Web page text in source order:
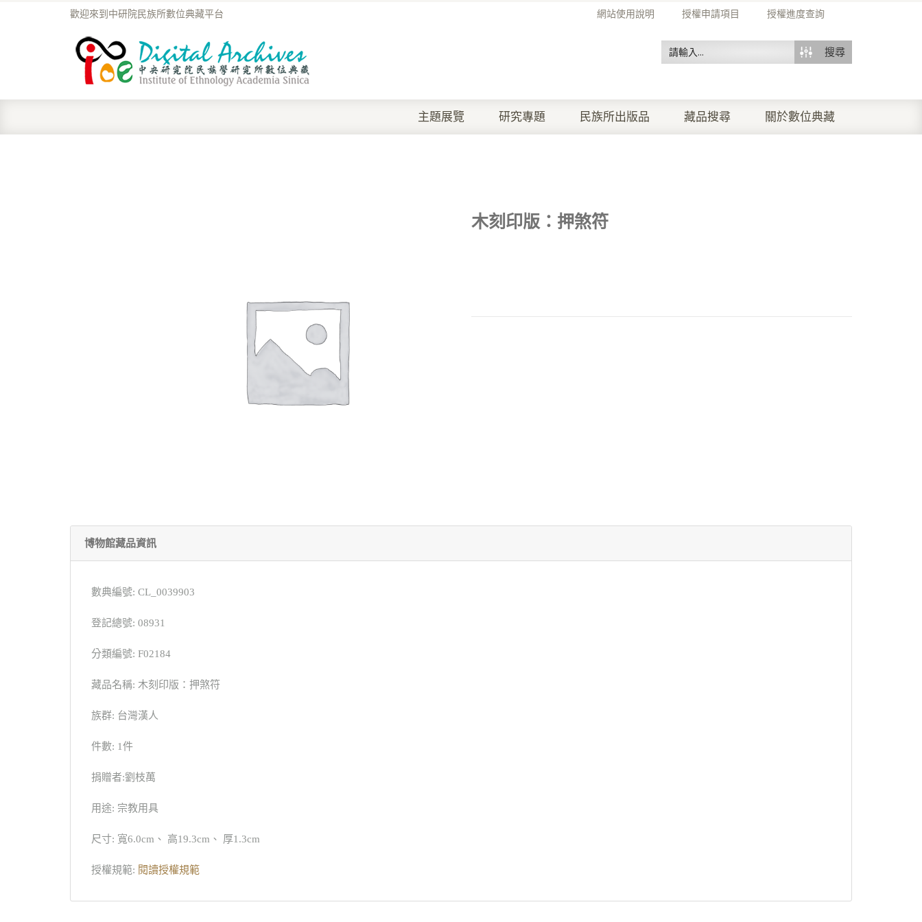
網站使用說明 授權申請項目 授權進度查詢
歡迎來到中研院民族所數位典藏平台
搜尋
主題展覽 研究專題 民族所出版品 藏品搜尋 關於數位典藏
木刻印版：押煞符
博物館藏品資訊
數典編號: CL_0039903
登記總號: 08931
分類編號: F02184
藏品名稱: 木刻印版：押煞符
族群: 台灣漢人
件數: 1件
捐贈者:劉枝萬
用途: 宗教用具
尺寸: 寬6.0cm、 高19.3cm、 厚1.3cm
授權規範: 閱讀授權規範